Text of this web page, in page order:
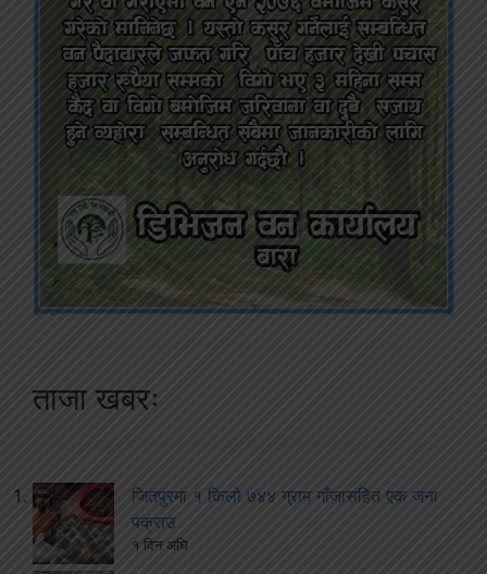
ताजा खबरः
जितपुरमा १ किलो ७४४ ग्राम गाँजासहित एक जना
पक्राउ
१ दिन अघि